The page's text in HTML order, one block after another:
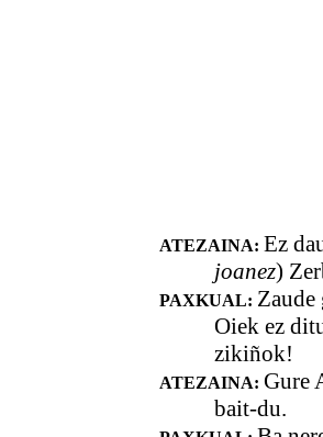
ATEZAINA: Ez
joanez)
PAXKUAL:
Oiek ez
zikiñok!
ATEZAINA: Gure
bait-du.